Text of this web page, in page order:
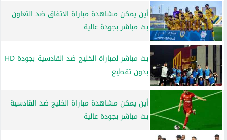
أين يمكن مشاهدة مباراة الاتفاق ضد التعاون
بث مباشر بجودة عالية
بث مباشر لمباراة الخليج ضد القادسية بجودة HD
بدون تقطيع
أين يمكن مشاهدة مباراة الخليج ضد القادسية
بث مباشر بجودة عالية